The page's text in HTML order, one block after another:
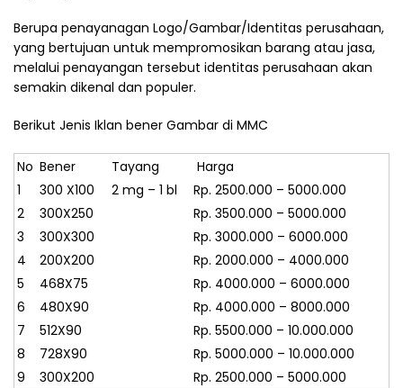
Berupa penayanagan Logo/Gambar/Identitas perusahaan,
yang bertujuan untuk mempromosikan barang atau jasa,
melalui penayangan tersebut identitas perusahaan akan
semakin dikenal dan populer.
Berikut Jenis Iklan bener Gambar di MMC
No Bener Tayang
Harga
1
300 X100 2 mg – 1 bl
Rp. 2500.000 – 5000.000
2
300X250
Rp. 3500.000 – 5000.000
3
300X300
Rp. 3000.000 – 6000.000
4
200X200
Rp. 2000.000 – 4000.000
5
468X75
Rp. 4000.000 – 6000.000
6
480X90
Rp. 4000.000 – 8000.000
7
512X90
Rp. 5500.000 – 10.000.000
8
728X90
Rp. 5000.000 – 10.000.000
9
300X200 Rp. 2500.000 – 5000.000